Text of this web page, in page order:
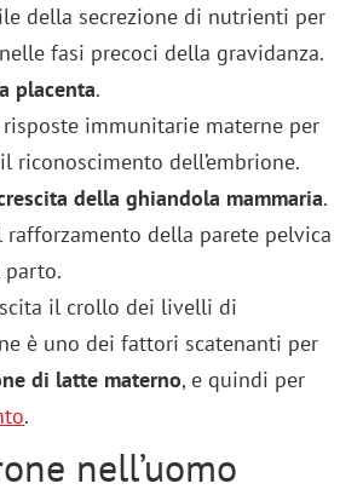
della secrezione di nutrienti per
fasi precoci della gravidanza.
placenta.
risposte immunitarie materne per
riconoscimento dell’embrione.
della ghiandola mammaria.
rafforzamento della parete pelvica
il crollo dei livelli di
è uno dei fattori scatenanti per
di latte materno, e quindi per
.
nell’uomo